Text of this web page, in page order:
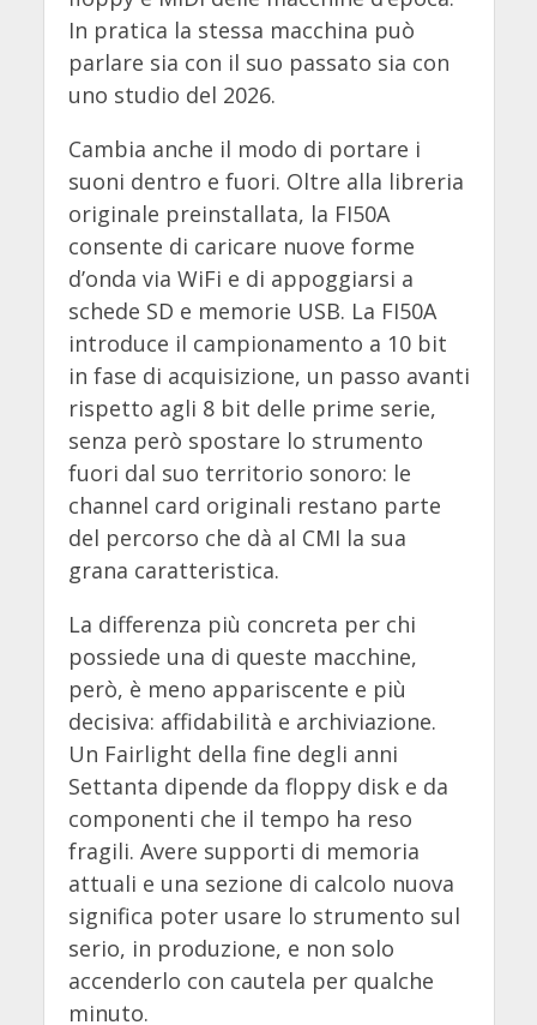
In pratica la stessa macchina può
parlare sia con il suo passato sia con
uno studio del 2026.
Cambia anche il modo di portare i
suoni dentro e fuori. Oltre alla libreria
originale preinstallata, la FI50A
consente di caricare nuove forme
d’onda via WiFi e di appoggiarsi a
schede SD e memorie USB. La FI50A
introduce il campionamento a 10 bit
in fase di acquisizione, un passo avanti
rispetto agli 8 bit delle prime serie,
senza però spostare lo strumento
fuori dal suo territorio sonoro: le
channel card originali restano parte
del percorso che dà al CMI la sua
grana caratteristica.
La differenza più concreta per chi
possiede una di queste macchine,
però, è meno appariscente e più
decisiva: affidabilità e archiviazione.
Un Fairlight della fine degli anni
Settanta dipende da floppy disk e da
componenti che il tempo ha reso
fragili. Avere supporti di memoria
attuali e una sezione di calcolo nuova
significa poter usare lo strumento sul
serio, in produzione, e non solo
accenderlo con cautela per qualche
minuto.